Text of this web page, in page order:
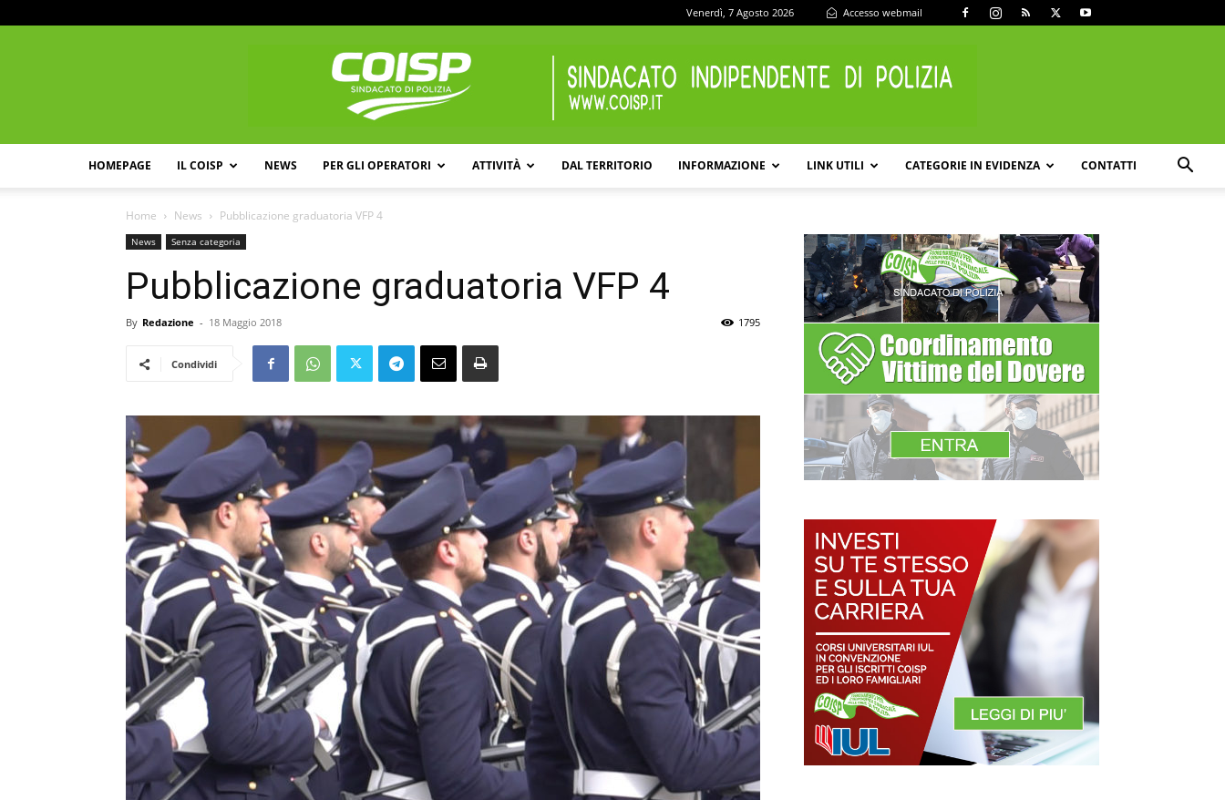
Venerdì, 7 Agosto 2026 Accesso webmail
HOMEPAGE IL COISP NEWS PER GLI OPERATORI ATTIVITÀ DAL TERRITORIO INFORMAZIONE LINK UTILI CATEGORIE IN EVIDENZA CONTATTI
Home News Pubblicazione graduatoria VFP 4
News Senza categoria
Pubblicazione graduatoria VFP 4
By Redazione - 18 Maggio 2018 1795
Condividi